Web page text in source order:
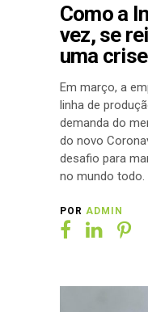
Como a
vez, se
uma
Em março, a
linha de
demanda do
do novo
desafio para
no mundo todo.
POR ADMIN